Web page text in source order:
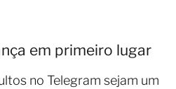
em primeiro lugar
no Telegram sejam um